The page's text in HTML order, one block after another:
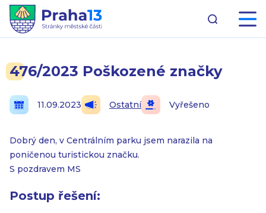
476/2023 Poškozené značky
11.09.2023 Ostatní Vyřešeno
Dobrý den, v Centrálním parku jsem narazila na
poničenou turistickou značku.
S pozdravem MS
Postup řešení: